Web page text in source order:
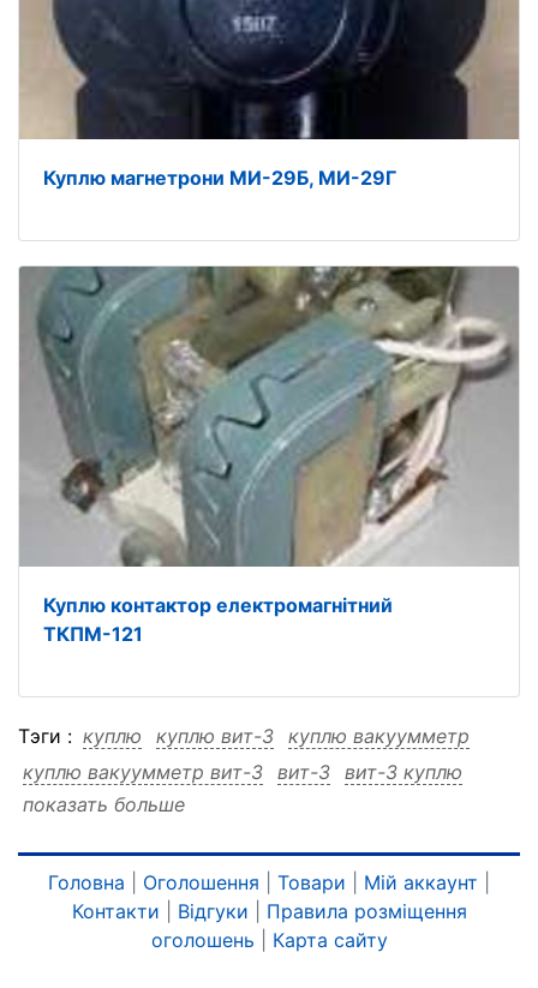
Куплю магнетрони МИ-29Б, МИ-29Г
Куплю контактор електромагнітний
ТКПМ-121
Тэги : куплю куплю вит-3 куплю вакуумметр
куплю вакуумметр вит-3 вит-3 вит-3 куплю
вит-3 вакуумметр
вакуумметр вит-3
показать больше
Головна Оголошення Товари Мій аккаунт
Контакти
Відгуки
Правила розміщення
оголошень
Карта сайту